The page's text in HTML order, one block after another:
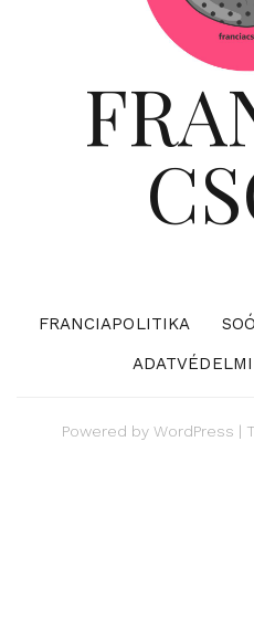
FRANCIAPOLITIKA
Powered by WordPress |